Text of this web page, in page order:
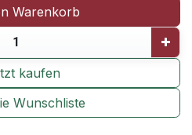
Warenkorb
kaufen
Wunschliste